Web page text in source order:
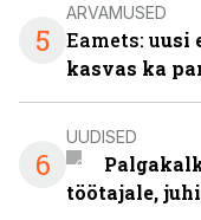
5
ARVAMUSED
Eamets: uusi
kasvas ka
6
UUDISED
töötajale,